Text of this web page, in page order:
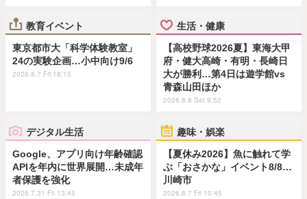
教育イベント
東京都市大「科学体験教室」
24の実験企画…小中向け9/6
2026.8.7 Fri 18:15
生活・健康
【高校野球2026夏】東海大甲
府・健大高崎・有明・長崎日
大が勝利…第4日は遊学館vs
青森山田ほか
2026.8.8 Sat 9:52
デジタル生活
Google、アプリ向け年齢確認
APIを年内に世界展開…未成年
者保護を強化
2026.7.31 Fri 13:45
趣味・娯楽
【夏休み2026】魚に触れて学
ぶ「おさかな」イベント8/8…
川崎市
2026.8.7 Fri 10:45